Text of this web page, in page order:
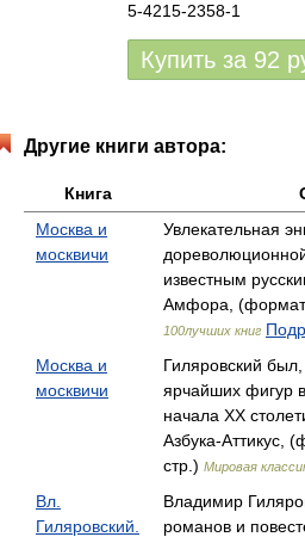
5-4215-2358-1
Купить за 92
Другие книги автора:
Книга
Москва и
москвичи
Увлекательная
известным
Амфора,
100лучших книг
Москва и
москвичи
Гиляровский
ярчайших фигур
начала XX
Азбука-Аттикус,
стр.) Мировая
Вл.
Гиляровский.
Владимир
романов и